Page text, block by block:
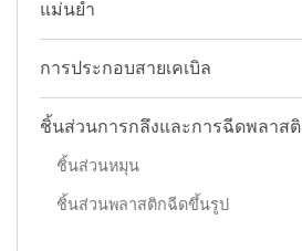
แม่นยำ
การประกอบสายเคเบิล
ชิ้นส่วนการกลึงและการฉีดพลาส
ชิ้นส่วนหมุน
ชิ้นส่วนพลาสติกฉีดขึ้นรูป